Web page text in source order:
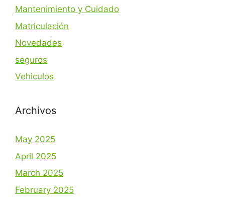
Mantenimiento y Cuidado
Matriculación
Novedades
seguros
Vehiculos
Archivos
May 2025
April 2025
March 2025
February 2025